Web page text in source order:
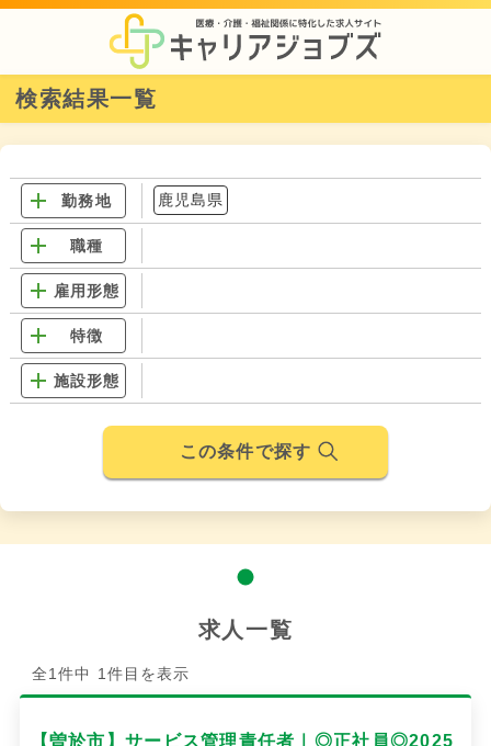
検索結果一覧
勤務地 鹿児島県
職種
雇用形態
特徴
施設形態
この条件で探す
求人一覧
全1件中 1件目を表示
【曽於市】サービス管理責任者｜◎正社員◎2025